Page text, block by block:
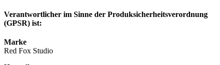
Verantwortlicher im Sinne der Produksicherheitsverordnung
(GPSR) ist:
Marke
Red Fox Studio